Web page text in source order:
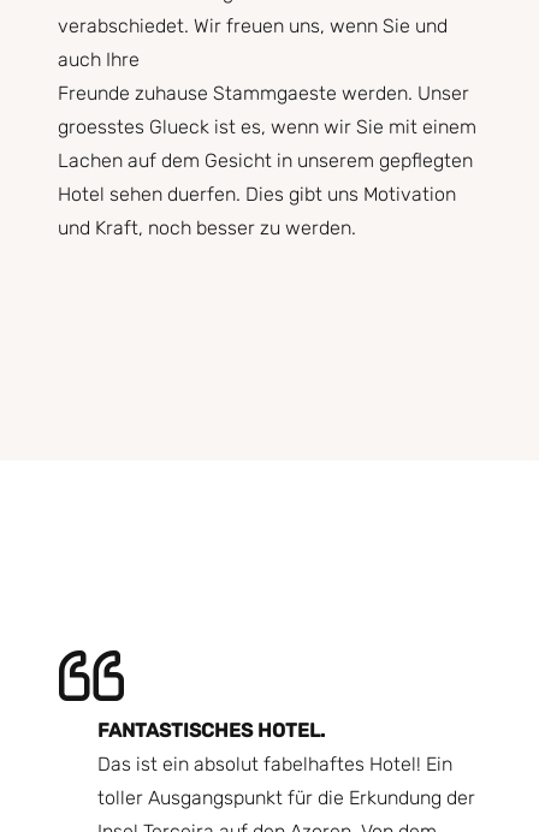
verabschiedet. Wir freuen uns, wenn Sie und
auch Ihre
Freunde zuhause Stammgaeste werden. Unser
groesstes Glueck ist es, wenn wir Sie mit einem
Lachen auf dem Gesicht in unserem gepflegten
Hotel sehen duerfen. Dies gibt uns Motivation
und Kraft, noch besser zu werden.
FANTASTISCHES HOTEL.
Das ist ein absolut fabelhaftes Hotel! Ein
toller Ausgangspunkt für die Erkundung der